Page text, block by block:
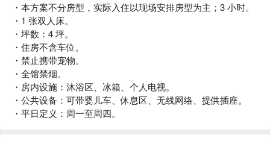
・本方案不分房型，实际入住以现场安排房型为主；3 小时。
・1 张双人床。
・坪数：4 坪。
・住房不含车位。
・禁止携带宠物。
・全馆禁烟。
・房内设施：沐浴区、冰箱、个人电视。
・公共设备：可带婴儿车、休息区、无线网络、提供插座。
・平日定义：周一至周四。